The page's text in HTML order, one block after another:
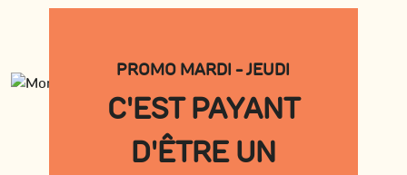
PROMO MARDI - JEUDI
C'EST PAYANT
D'ÊTRE UN